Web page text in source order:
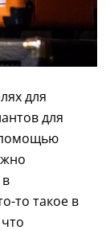
для
для
помощью
то такое в